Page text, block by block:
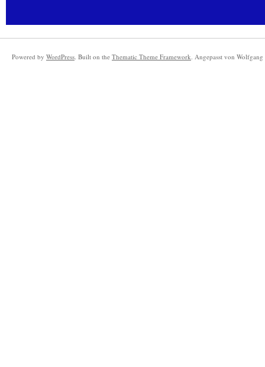
Powered by WordPress. Built on the Thematic Theme Framework. Angepasst von